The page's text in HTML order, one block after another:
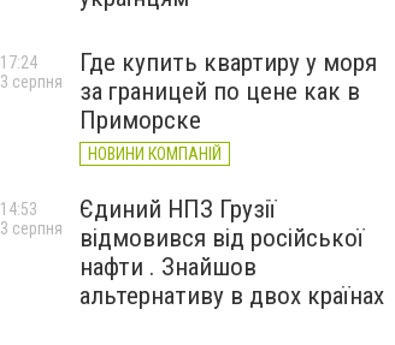
Где купить квартиру у моря
за границей по цене как в
Приморске
НОВИНИ КОМПАНІЙ
17:24
3 серпня
Єдиний НПЗ Грузії
відмовився від російської
нафти . Знайшов
альтернативу в двох країнах
14:53
3 серпня